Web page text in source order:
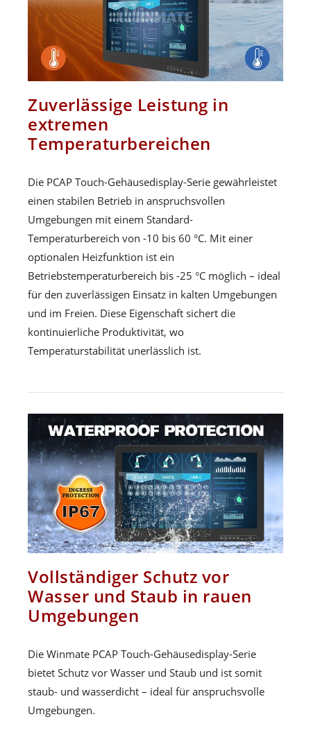
Zuverlässige Leistung in
extremen
Temperaturbereichen
Die PCAP Touch-Gehäusedisplay-Serie gewährleistet
einen stabilen Betrieb in anspruchsvollen
Umgebungen mit einem Standard-
Temperaturbereich von -10 bis 60 °C. Mit einer
optionalen Heizfunktion ist ein
Betriebstemperaturbereich bis -25 °C möglich – ideal
für den zuverlässigen Einsatz in kalten Umgebungen
und im Freien. Diese Eigenschaft sichert die
kontinuierliche Produktivität, wo
Temperaturstabilität unerlässlich ist.
Vollständiger Schutz vor
Wasser und Staub in rauen
Umgebungen
Die Winmate PCAP Touch-Gehäusedisplay-Serie
bietet Schutz vor Wasser und Staub und ist somit
staub- und wasserdicht – ideal für anspruchsvolle
Umgebungen.